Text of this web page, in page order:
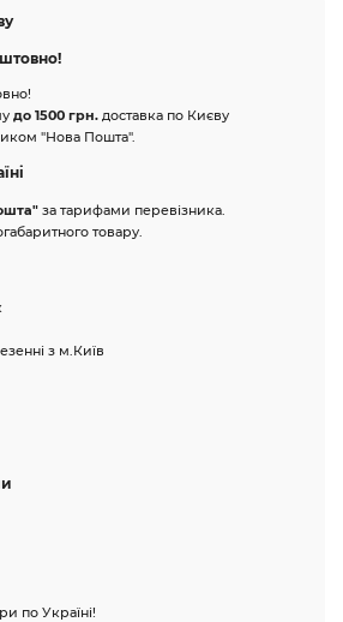
до 1500 грн. доставка по Києву
"Нова Пошта".
за тарифами перевізника.
товару.
з м.Київ
по Україні!